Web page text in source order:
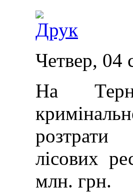
Четвер, 04
На
лісових
млн. грн.